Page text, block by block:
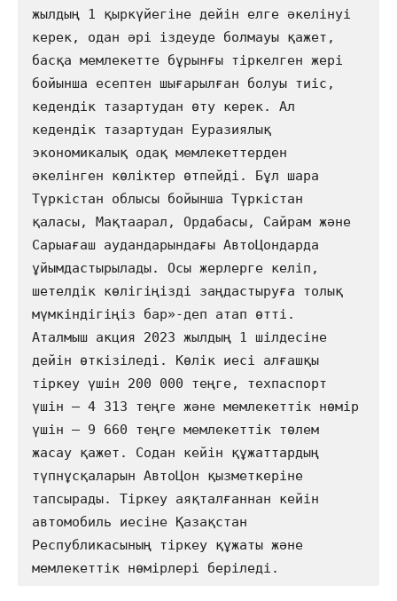
жылдың 1 қыркүйегіне дейін елге әкелінуі
керек, одан әрі іздеуде болмауы қажет,
басқа мемлекетте бұрынғы тіркелген жері
бойынша есептен шығарылған болуы тиіс,
кедендік тазартудан өту керек. Ал
кедендік тазартудан Еуразиялық
экономикалық одақ мемлекеттерден
әкелінген көліктер өтпейді. Бұл шара
Түркістан облысы бойынша Түркістан
қаласы, Мақтаарал, Ордабасы, Сайрам және
Сарыағаш аудандарындағы АвтоЦондарда
ұйымдастырылады. Осы жерлерге келіп,
шетелдік көлігіңізді заңдастыруға толық
мүмкіндігіңіз бар»-деп атап өтті.
Аталмыш акция 2023 жылдың 1 шілдесіне
дейін өткізіледі. Көлік иесі алғашқы
тіркеу үшін 200 000 теңге, техпаспорт
үшін – 4 313 теңге және мемлекеттік нөмір
үшін – 9 660 теңге мемлекеттік төлем
жасау қажет. Содан кейін құжаттардың
түпнұсқаларын АвтоЦон қызметкеріне
тапсырады. Тіркеу аяқталғаннан кейін
автомобиль иесіне Қазақстан
Республикасының тіркеу құжаты және
мемлекеттік нөмірлері беріледі.